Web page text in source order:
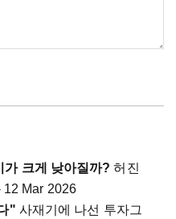
가 크게 낮아질까? 허진
12 Mar 2026
" 사재기에 나선 투자그